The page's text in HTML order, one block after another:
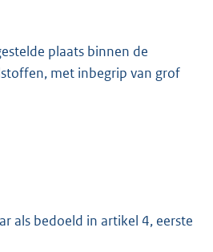
plaats binnen de
met inbegrip van grof
als bedoeld in artikel 4, eerste